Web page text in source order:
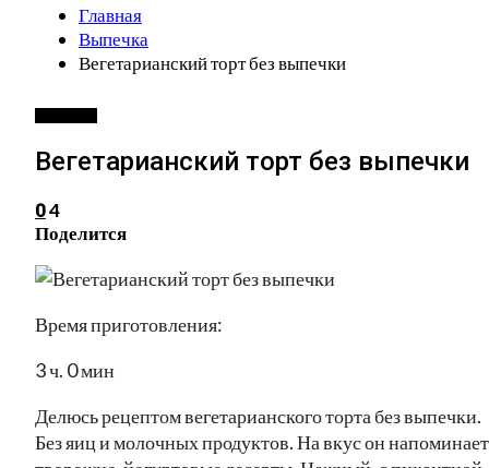
Главная
Выпечка
Вегетарианский торт без выпечки
Вегетарианский торт без выпечки
04
Поделится
Время приготовления:
3 ч. 0 мин
Делюсь рецептом вегетарианского торта без выпечки.
Без яиц и молочных продуктов. На вкус он напоминает